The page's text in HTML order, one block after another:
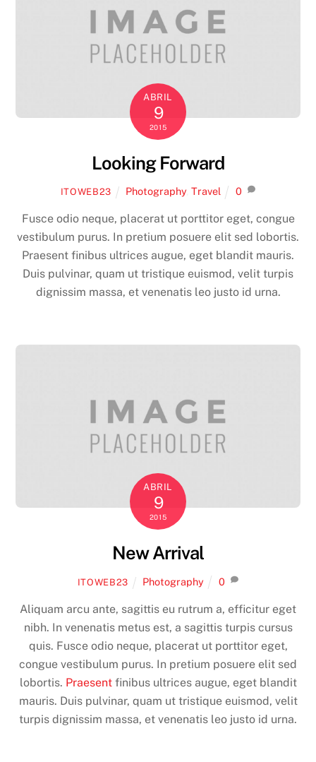
ABRIL
9
2015
Looking Forward
ITOWEB23 Photography, Travel 0
Fusce odio neque, placerat ut porttitor eget, congue
vestibulum purus. In pretium posuere elit sed lobortis.
Praesent finibus ultrices augue, eget blandit mauris.
Duis pulvinar, quam ut tristique euismod, velit turpis
dignissim massa, et venenatis leo justo id urna.
ABRIL
9
2015
New Arrival
ITOWEB23 Photography 0
Aliquam arcu ante, sagittis eu rutrum a, efficitur eget
nibh. In venenatis metus est, a sagittis turpis cursus
quis. Fusce odio neque, placerat ut porttitor eget,
congue vestibulum purus. In pretium posuere elit sed
lobortis. Praesentfinibus ultrices augue, eget blandit
mauris. Duis pulvinar, quam ut tristique euismod, velit
turpis dignissim massa, et venenatis leo justo id urna.